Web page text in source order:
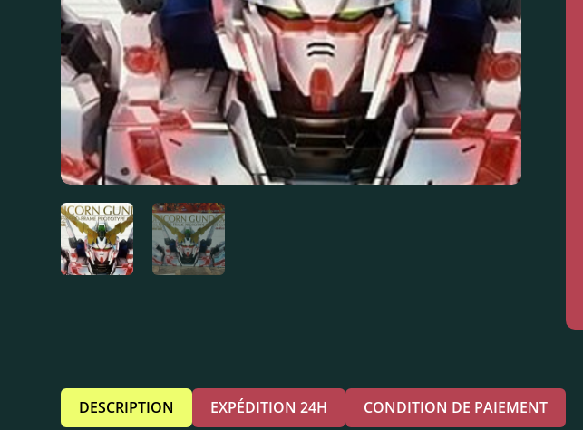
DESCRIPTION EXPÉDITION 24H CONDITION DE PAIEMENT